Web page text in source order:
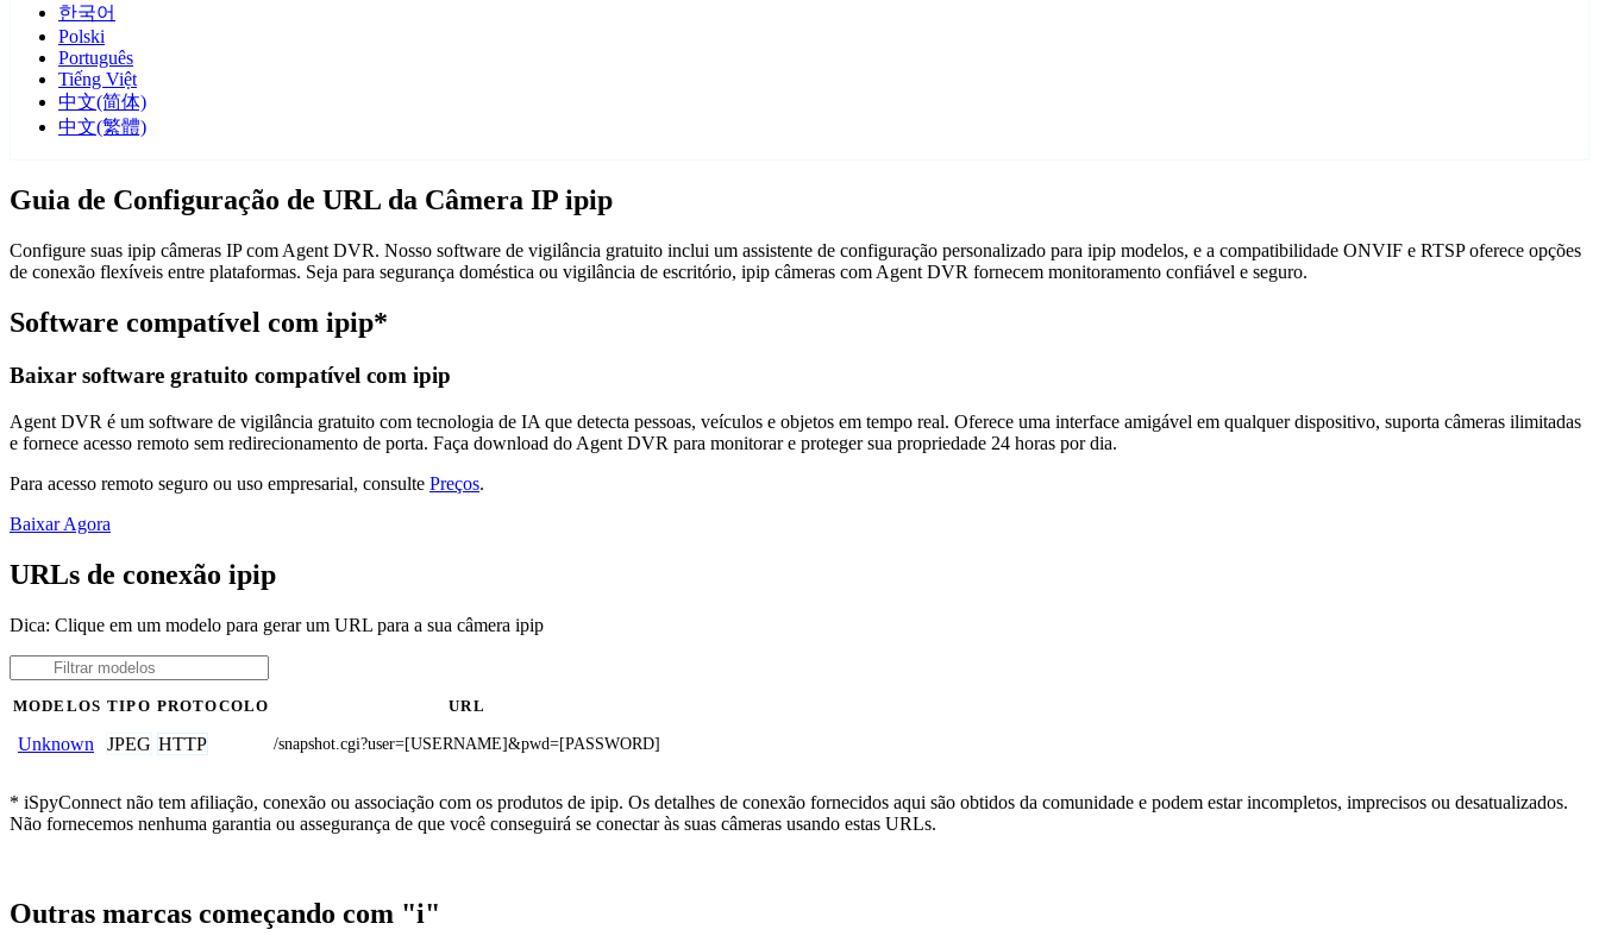
한국어
Polski
Português
Tiếng Việt
中文(简体)
中文(繁體)
Guia de Configuração de URL da Câmera IP ipip
Configure suas ipip câmeras IP com Agent DVR. Nosso software de vigilância gratuito inclui um assistente de configuração personalizado para ipip modelos, e a compatibilidade ONVIF e RTSP oferece opções
de conexão flexíveis entre plataformas. Seja para segurança doméstica ou vigilância de escritório, ipip câmeras com Agent DVR fornecem monitoramento confiável e seguro.
Software compatível com ipip*
Baixar software gratuito compatível com ipip
Agent DVR é um software de vigilância gratuito com tecnologia de IA que detecta pessoas, veículos e objetos em tempo real. Oferece uma interface amigável em qualquer dispositivo, suporta câmeras ilimitadas
e fornece acesso remoto sem redirecionamento de porta. Faça download do Agent DVR para monitorar e proteger sua propriedade 24 horas por dia.
Para acesso remoto seguro ou uso empresarial, consulte Preços.
Baixar Agora
URLs de conexão ipip
Dica: Clique em um modelo para gerar um URL para a sua câmera ipip
MODELOS TIPO PROTOCOLO URL
Unknown JPEG HTTP /snapshot.cgi?user=[USERNAME]&pwd=[PASSWORD]
* iSpyConnect não tem afiliação, conexão ou associação com os produtos de ipip. Os detalhes de conexão fornecidos aqui são obtidos da comunidade e podem estar incompletos, imprecisos ou desatualizados.
Não fornecemos nenhuma garantia ou assegurança de que você conseguirá se conectar às suas câmeras usando estas URLs.
Outras marcas começando com "i"